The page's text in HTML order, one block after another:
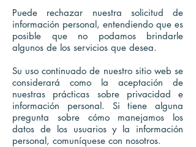
Puede rechazar nuestra solicitud de
información personal, entendiendo que es
posible que no podamos brindarle
algunos de los servicios que desea.
Su uso continuado de nuestro sitio web se
considerará como la aceptación de
nuestras prácticas sobre privacidad e
información personal. Si tiene alguna
pregunta sobre cómo manejamos los
datos de los usuarios y la información
personal, comuníquese con nosotros.